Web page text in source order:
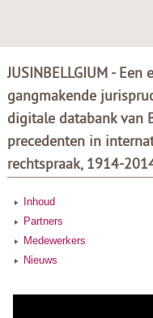
JUSINBELLGIUM - Een
gangmakende
digitale databank van
precedenten in
rechtspraak, 1914-
Inhoud
Partners
Medewerkers
Nieuws